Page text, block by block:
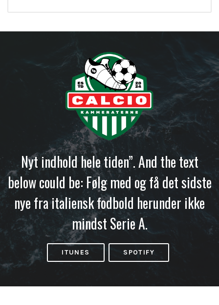
Nyt indhold hele tiden”. And the text
below could be: Følg med og få det sidste
nye fra italiensk fodbold herunder ikke
mindst Serie A.
ITUNES SPOTIFY